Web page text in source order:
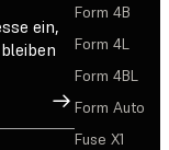
ein,
Registrieren
Form 4B
Form 4L
Form 4BL
Form Auto
Fuse X1